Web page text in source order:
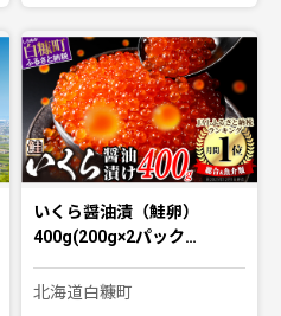
いくら醤油漬（鮭卵）
400g(200g×2パック…
北海道白糠町